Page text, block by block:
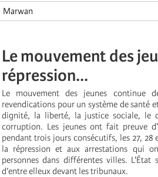
Marwan
Le mouvement des
répression...
Le mouvement des jeunes continue
revendications pour un système de santé
dignité, la liberté, la justice sociale, le
corruption. Les jeunes ont fait preuve
pendant trois jours consécutifs, les 27, 28
la répression et aux arrestations qui
personnes dans différentes villes. L'État
d’entre elleux devant les tribunaux.